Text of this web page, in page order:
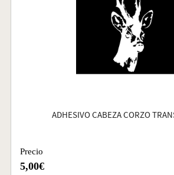
ADHESIVO CABEZA CORZO
Precio
5,00€